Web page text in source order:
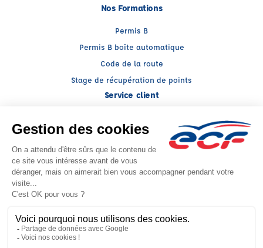
Nos Formations
Permis B
Permis B boîte automatique
Code de la route
Stage de récupération de points
Service client
My ECF
Conseils